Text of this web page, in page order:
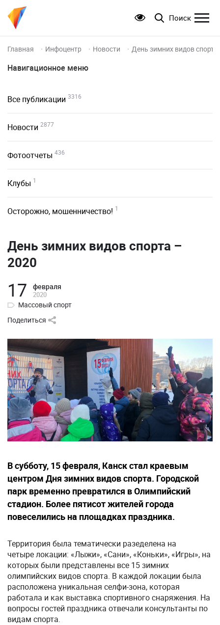
Поиск
Главная Инфоцентр Новости День зимних видов
Навигационное меню
Все публикации 3316
Новости 2877
Фотоотчеты 436
Клубы 1
Осторожно, мошенничество! 1
День зимних видов спорта –
2020
17 февраля
2020
Массовый спорт
Поделиться
В субботу, 15 февраля, Канск стал краевым
центром Дня зимних видов спорта. Городской
парк временно превратился в Олимпийский
стадион. Более пятисот жителей города
повеселились на площадках праздника.
Территория была тематически разеделена на
четыре локации: «Лыжи», «Сани», «Коньки», «Игры», на
которых были представлены все 15 зимних
олимпийских видов спорта. В каждой локации была
расположена уникальная селфи-зона, которая
работала и как выставка спортивного снаряжения. На
вопросы гостей праздника отвечали консультанты по
видам спорта.